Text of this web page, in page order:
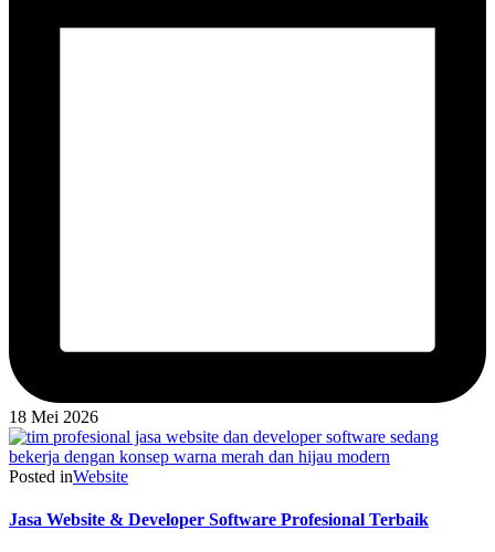
18 Mei 2026
Posted inWebsite
Jasa Website & Developer Software Profesional Terbaik